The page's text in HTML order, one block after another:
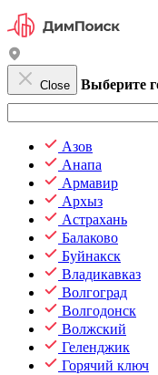
Close Выберите
Азов
Анапа
Армавир
Архыз
Астрахань
Балаково
Буйнакск
Владикавказ
Волгоград
Волгодонск
Волжский
Геленджик
Горячий ключ